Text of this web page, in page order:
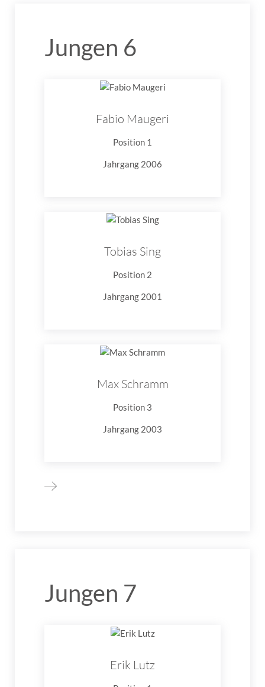
Jungen 6
Fabio Maugeri
Position 1
Jahrgang 2006
Tobias Sing
Position 2
Jahrgang 2001
Max Schramm
Position 3
Jahrgang 2003
Jungen 7
Erik Lutz